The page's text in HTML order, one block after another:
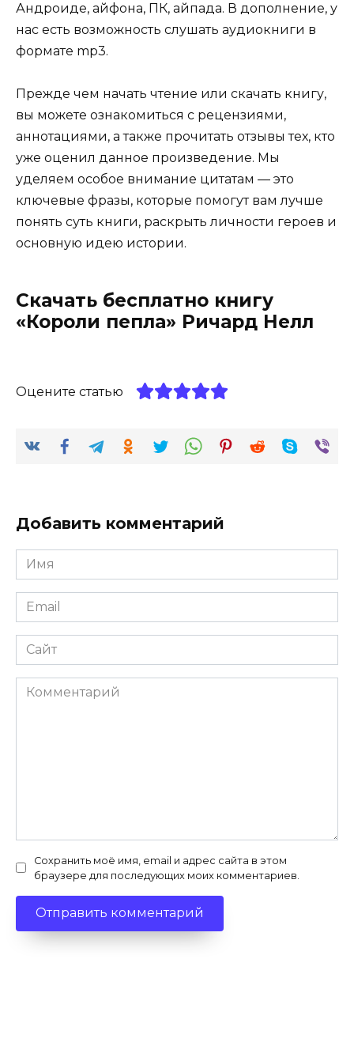
Андроиде, айфона, ПК, айпада. В дополнение, у
нас есть возможность слушать аудиокниги в
формате mp3.
Прежде чем начать чтение или скачать книгу,
вы можете ознакомиться с рецензиями,
аннотациями, а также прочитать отзывы тех, кто
уже оценил данное произведение. Мы
уделяем особое внимание цитатам — это
ключевые фразы, которые помогут вам лучше
понять суть книги, раскрыть личности героев и
основную идею истории.
Скачать бесплатно книгу
«Короли пепла» Ричард Нелл
Оцените статью
Добавить комментарий
Имя
*
Email
*
Сайт
Комментарий
Сохранить моё имя, email и адрес сайта в этом
браузере для последующих моих комментариев.